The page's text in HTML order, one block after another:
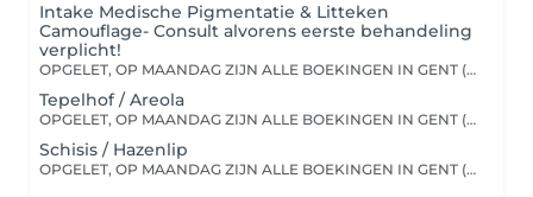
Intake Medische Pigmentatie & Litteken
Camouflage- Consult alvorens eerste behandeling
verplicht!
OPGELET, OP MAANDAG ZIJN ALLE BOEKINGEN IN GENT (Loofblommestraat 15, 9051 Sint Denijs Westrem)!
Tepelhof / Areola
OPGELET, OP MAANDAG ZIJN ALLE BOEKINGEN IN GENT (Loofblommestraat 15, 9051 Sint Denijs Westrem)! Intake gesprek voor de nieuwe klanten Verplicht !! 6 weken na de eerste sessie gaan we het procedure herhalen en de pigmentatie bij werken . Deze sessie gebeurt exact 6 weken na de eerste behandeling moeten plaats vinden en geen weken of maanden later !!! Let op ! Er kan nog een derde sessie nodig zijn , die zal 6 weken na de eerste bijwerking plaatst vinden en geen weken of maanden later ! Touch-up of bijwerking sessies kosten 95€ !
Schisis / Hazenlip
OPGELET, OP MAANDAG ZIJN ALLE BOEKINGEN IN GENT (Loofblommestraat 15, 9051 Sint Denijs Westrem)!